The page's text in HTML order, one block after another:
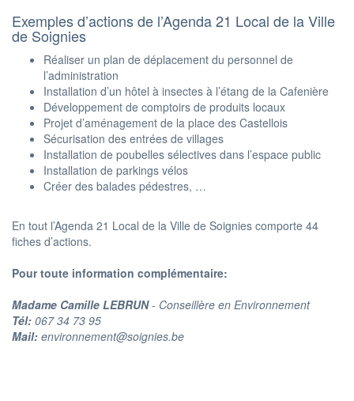
Exemples d’actions de l’Agenda 21 Local de la Ville
de Soignies
Réaliser un plan de déplacement du personnel de
l’administration
Installation d’un hôtel à insectes à l’étang de la Cafenière
Développement de comptoirs de produits locaux
Projet d’aménagement de la place des Castellois
Sécurisation des entrées de villages
Installation de poubelles sélectives dans l’espace public
Installation de parkings vélos
Créer des balades pédestres, …
En tout l’Agenda 21 Local de la Ville de Soignies comporte 44
fiches d’actions.
Pour toute information complémentaire:
Madame Camille LEBRUN- Conseillère en Environnement
Tél: 067 34 73 95
Mail: environnement@soignies.be